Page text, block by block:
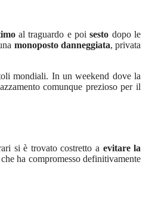
al traguardo e poisesto dopo le
monoposto danneggiata, privata
mondiali. In un weekend dove la
comunque prezioso per il
si è trovato costretto a evitare la
che ha compromesso definitivamente